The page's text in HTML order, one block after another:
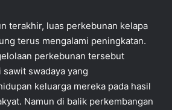
terakhir, luas perkebunan kelapa
terus mengalami peningkatan.
perkebunan tersebut
swadaya yang
keluarga mereka pada hasil
Namun di balik perkembangan